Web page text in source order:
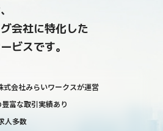
会社に特化した
ビスです。
会社みらいワークスが運営
富な取引実績あり
人多数